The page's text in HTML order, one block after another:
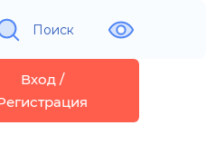
Поиск
Вход /